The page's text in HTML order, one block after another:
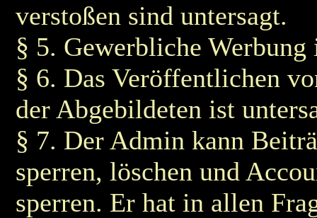
verstoßen sind untersagt.
§ 5. Gewerbliche Werbung
§ 6. Das Veröffentlichen
der Abgebildeten ist
§ 7. Der Admin kann
sperren, löschen und
sperren. Er hat in allen